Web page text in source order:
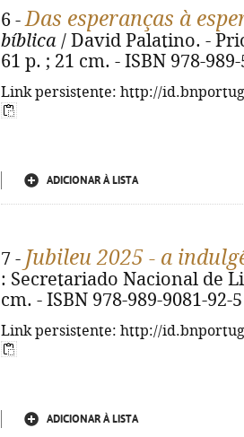
6 -Das esperanças à
bíblica / David Palatino. -
61 p. ; 21 cm. - ISBN 978-
Link persistente: http://
ADICIONAR À LISTA
7 - Jubileu 2025 - a
: Secretariado Nacional de
cm. - ISBN 978-989-9081-92-5
Link persistente: http://
ADICIONAR À LISTA